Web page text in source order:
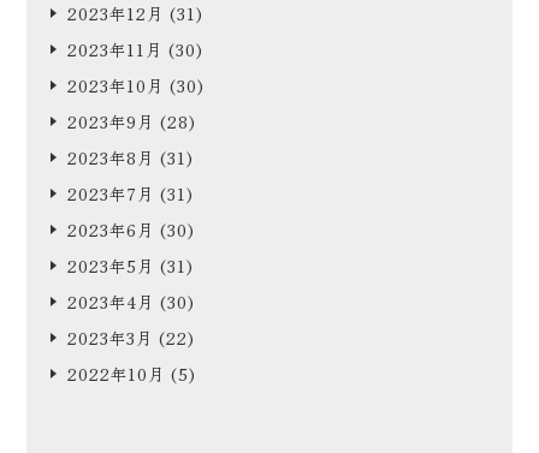
2023年12月 (31)
2023年11月 (30)
2023年10月 (30)
2023年9月 (28)
2023年8月 (31)
2023年7月 (31)
2023年6月 (30)
2023年5月 (31)
2023年4月 (30)
2023年3月 (22)
2022年10月 (5)